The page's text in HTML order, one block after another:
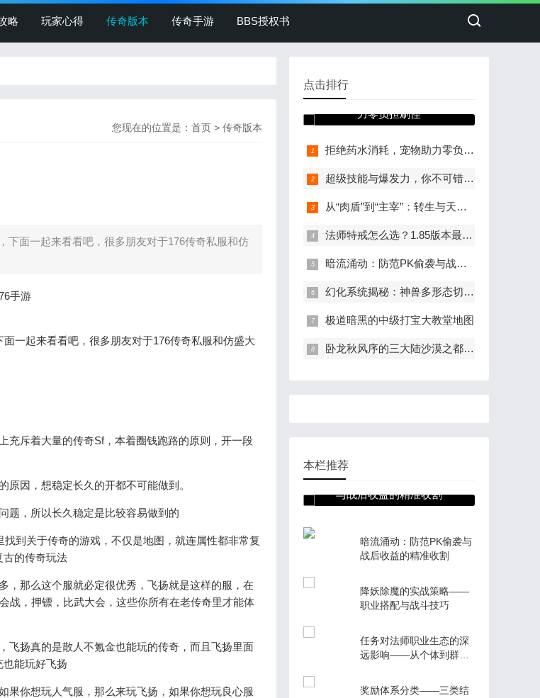
略 玩家心得 传奇版本 传奇手游 BBS授权书
您现在的位置是： 首页 > 传奇版本
下面一起来看看吧，很多朋友对于176传奇私服和仿
一起来看看吧，很多朋友对于176传奇私服和仿盛大
充斥着大量的传奇Sf，本着圈钱跑路的原则，开一段
因，想稳定长久的开都不可能做到。
题，所以长久稳定是比较容易做到的
到关于传奇的游戏，不仅是地图，就连属性都非常复
古的传奇玩法
，那么这个服就必定很优秀，飞扬就是这样的服，在
战，押镖，比武大会，这些你所有在老传奇里才能体
飞扬真的是散人不氪金也能玩的传奇，而且飞扬里面
能玩好飞扬
果你想玩人气服，那么来玩飞扬，如果你想玩良心服
点击排行
拒绝药水消耗，宠物助
力零负担刷怪
拒绝药水消耗，宠物助力零负担刷怪
超级技能与爆发力，你不可错过的专属装备
从“肉盾”到“主宰”：转生与天赋的双重提升
法师特戒怎么选？1.85版本最强搭配来了
暗流涌动：防范PK偷袭与战后收益的精准收割
幻化系统揭秘：神兽多形态切换的魅力
极道暗黑的中级打宝大教堂地图
卧龙秋风序的三大陆沙漠之都地图介绍
本栏推荐
暗流涌动：防范PK偷袭
与战后收益的精准收割
暗流涌动：防范PK偷袭与
战后收益的精准收割
降妖除魔的实战策略——
职业搭配与战斗技巧
任务对法师职业生态的深
远影响——从个体到群体
奖励体系分类——三类结